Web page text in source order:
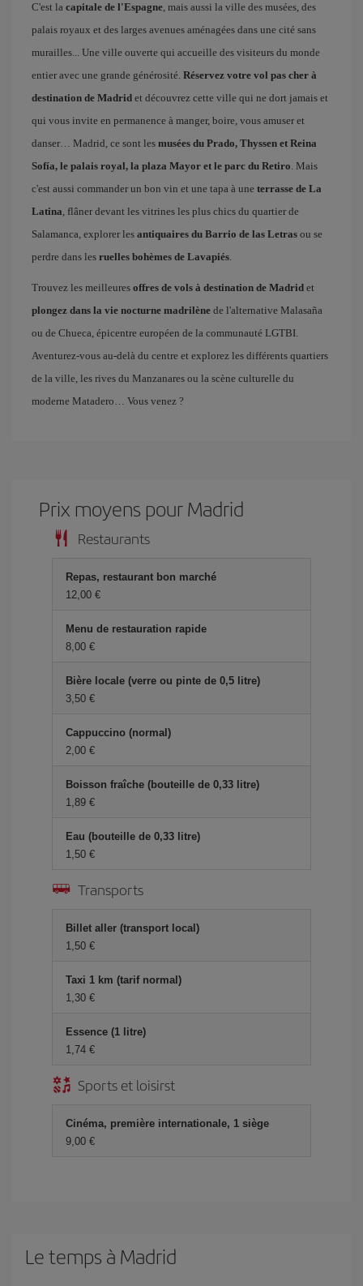
C'est la capitale de l'Espagne, mais aussi la ville des musées, des
palais royaux et des larges avenues aménagées dans une cité sans
murailles... Une ville ouverte qui accueille des visiteurs du monde
entier avec une grande générosité. Réservez votre vol pas cher à
destination de Madrid et découvrez cette ville qui ne dort jamais et
qui vous invite en permanence à manger, boire, vous amuser et
danser… Madrid, ce sont les musées du Prado, Thyssen et Reina
Sofía, le palais royal, la plaza Mayor et le parc du Retiro. Mais
c'est aussi commander un bon vin et une tapa à une terrasse de La
Latina, flâner devant les vitrines les plus chics du quartier de
Salamanca, explorer les antiquaires du Barrio de las Letras ou se
perdre dans les ruelles bohèmes de Lavapiés.
Trouvez les meilleures offres de vols à destination de Madrid et
plongez dans la vie nocturne madrilène de l'alternative Malasaña
ou de Chueca, épicentre européen de la communauté LGTBI.
Aventurez-vous au-delà du centre et explorez les différents quartiers
de la ville, les rives du Manzanares ou la scène culturelle du
moderne Matadero… Vous venez ?
Prix ​​moyens pour Madrid
Restaurants
Repas, restaurant bon marché
12,00 €
Menu de restauration rapide
8,00 €
Bière locale (verre ou pinte de 0,5 litre)
3,50 €
Cappuccino (normal)
2,00 €
Boisson fraîche (bouteille de 0,33 litre)
1,89 €
Eau (bouteille de 0,33 litre)
1,50 €
Transports
Billet aller (transport local)
1,50 €
Taxi 1 km (tarif normal)
1,30 €
Essence (1 litre)
1,74 €
Sports et loisirst
Cinéma, première internationale, 1 siège
9,00 €
Le temps à Madrid